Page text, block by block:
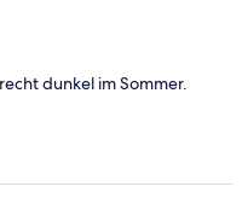
dunkel im Sommer.